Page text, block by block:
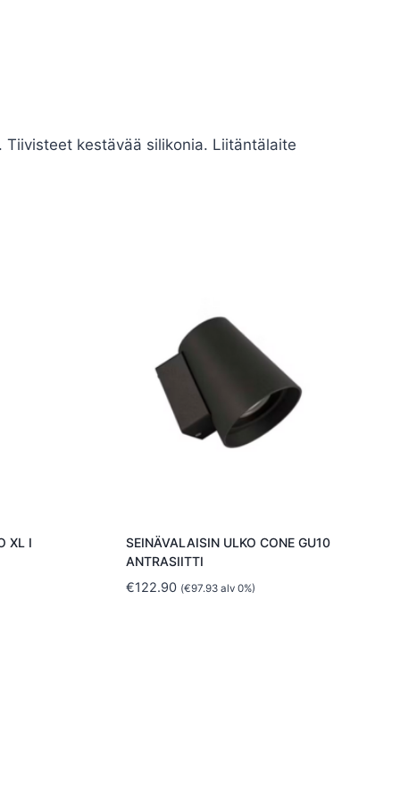
kestävää silikonia. Liitäntälaite
XL I
SEINÄVALAISIN ULKO CONE GU10
ANTRASIITTI
€122.90 (€97.93 alv 0%)